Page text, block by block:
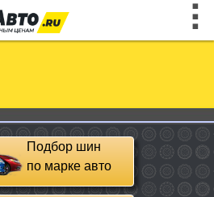
Подбор шин
по марке авто